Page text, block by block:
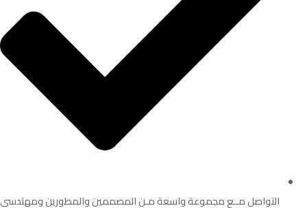
التواصل مــع مجموعة واسعة مـن المصممين والمطورين ومهندسى